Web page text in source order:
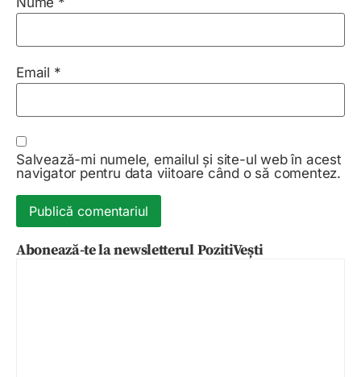
Email *
Salvează-mi numele, emailul și site-ul web în acest
navigator pentru data viitoare când o să comentez.
Abonează-te la newsletterul PozitiVești